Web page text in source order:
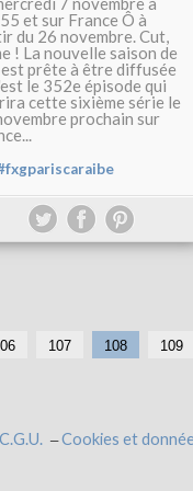
et sur France Ô à
du 26 novembre. Cut,
! La nouvelle saison de
prête à être diffusée
le 352e épisode qui
cette sixième série le
prochain sur
107 108 109
C.G.U. Cookies et